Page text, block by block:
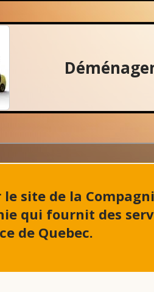
site de la
qui fournit des
de Quebec.